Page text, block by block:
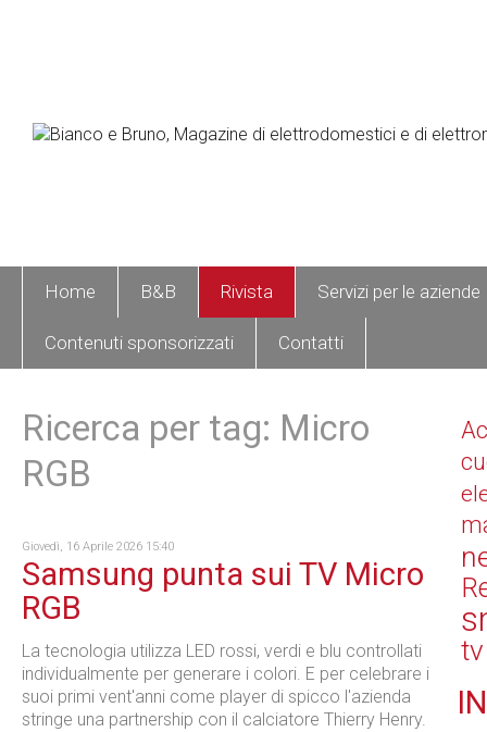
Home B&B Rivista Servizi per le aziende
Contenuti sponsorizzati Contatti
Ricerca per tag: Micro
RGB
Giovedì, 16 Aprile 2026 15:40
Samsung punta sui TV Micro
RGB
La tecnologia utilizza LED rossi, verdi e blu controllati
individualmente per generare i colori. E per celebrare i
suoi primi vent'anni come player di spicco l'azienda
stringe una partnership con il calciatore Thierry Henry.
tv
IN